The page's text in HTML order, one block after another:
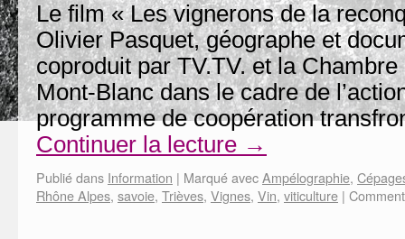
Le film « Les vignerons de la
Olivier Pasquet, géographe et
coproduit par TV.TV. et la Chambre
Mont-Blanc dans le cadre de
programme de coopération
Continuer la lecture →
Publié dans Information | Marqué avecAmpélographie,
Rhône Alpes, savoie, Trièves, Vignes, Vin, viticulture |